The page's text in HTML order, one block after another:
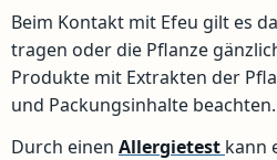
Beim Kontakt mit Efeu gilt es
tragen oder die Pflanze
Produkte mit Extrakten der
und Packungsinhalte beachten.
Durch einen Allergietest kann